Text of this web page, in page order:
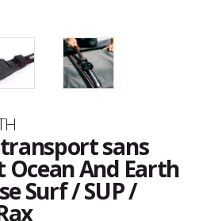
sans
And Earth
Surf / SUP /